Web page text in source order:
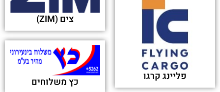
צים (ZIM)
פליינג קרגו כץ משלוחים